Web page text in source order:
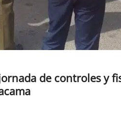
de controles y